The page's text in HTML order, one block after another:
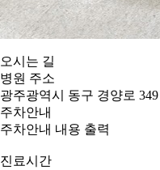
오시는 길
병원 주소
광주광역시 동구 경양로 349
주차안내
주차안내 내용 출력
진료시간